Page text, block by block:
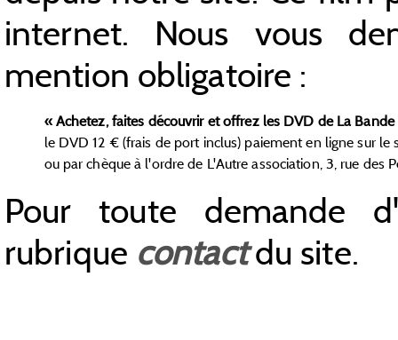
internet. Nous vous
mention obligatoire :
« Achetez, faites découvrir et offrez les DVD de La
le DVD 12 € (frais de port inclus) paiement en ligne sur le
ou par chèque à l'ordre de L'Autre association, 3, rue des
Pour toute demande
rubrique contactdu site.